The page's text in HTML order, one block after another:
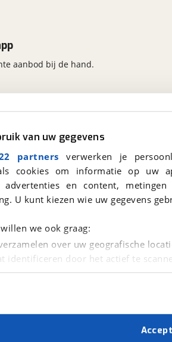
van uw gegevens
partners verwerken je
cookies om informatie op
advertenties en content,
U kunt kiezen wie uw gegevens
we ook graag:
over uw geografische
identificeren door het actief te
uw persoonlijke gegevens worden
technieken zorgen we
dat de website goed werkt.
aanbod bij de hand.